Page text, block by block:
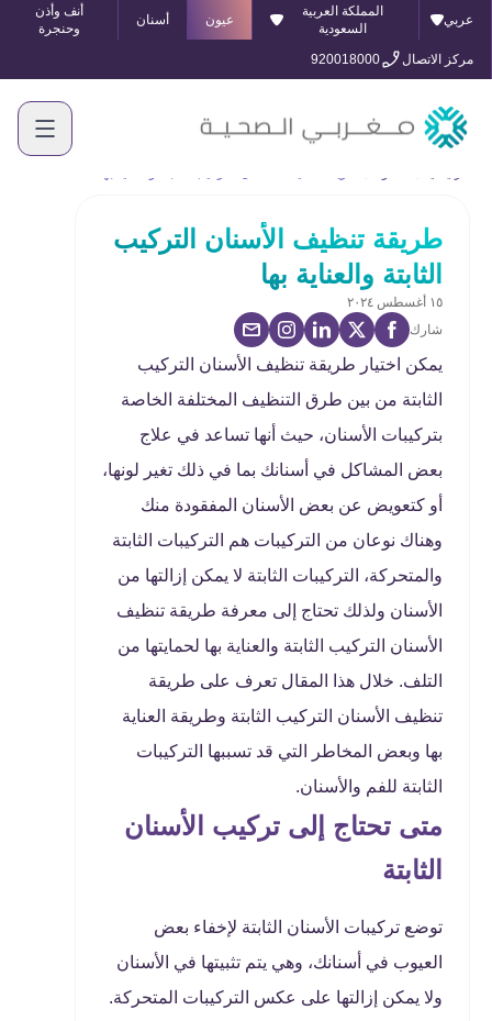
عربي
المملكة العربية
السعودية
عيون أسنان
أنف وأذن
وحنجرة
مركز الاتصال
920018000
طريقة تنظيف الأسنان التركيب
الثابتة والعناية بها
١٥ أغسطس ٢٠٢٤
شارك
يمكن اختيار طريقة تنظيف الأسنان التركيب
الثابتة من بين طرق التنظيف المختلفة الخاصة
بتركيبات الأسنان، حيث أنها تساعد في علاج
بعض المشاكل في أسنانك بما في ذلك تغير لونها،
أو كتعويض عن بعض الأسنان المفقودة منك
وهناك نوعان من التركيبات هم التركيبات الثابتة
والمتحركة، التركيبات الثابتة لا يمكن إزالتها من
الأسنان ولذلك تحتاج إلى معرفة طريقة تنظيف
الأسنان التركيب الثابتة والعناية بها لحمايتها من
التلف. خلال هذا المقال تعرف على طريقة
تنظيف الأسنان التركيب الثابتة وطريقة العناية
بها وبعض المخاطر التي قد تسببها التركيبات
الثابتة للفم والأسنان.
متى تحتاج إلى تركيب الأسنان
الثابتة
توضع تركيبات الأسنان الثابتة لإخفاء بعض
العيوب في أسنانك، وهي يتم تثبيتها في الأسنان
ولا يمكن إزالتها على عكس التركيبات المتحركة.